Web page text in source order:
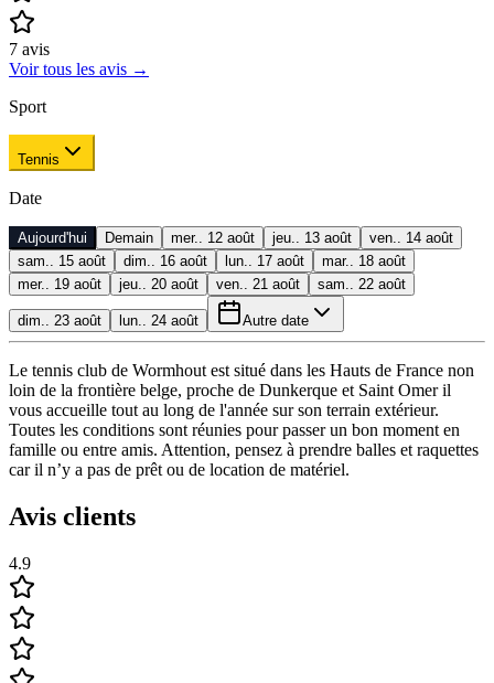
7 avis
Voir tous les avis →
Sport
Tennis
Date
Aujourd'hui Demain mer.. 12 août jeu.. 13 août
ven.. 14 août
sam.. 15 août
dim.. 16 août lun.. 17 août
mar.. 18 août
mer.. 19 août
jeu.. 20 août ven.. 21 août sam.. 22 août
dim.. 23 août lun.. 24 août Autre date
Le tennis club de Wormhout est situé dans les Hauts de France non
loin de la frontière belge, proche de Dunkerque et Saint Omer il
vous accueille tout au long de l'année sur son terrain extérieur.
Toutes les conditions sont réunies pour passer un bon moment en
famille ou entre amis. Attention, pensez à prendre balles et raquettes
car il n’y a pas de prêt ou de location de matériel.
Avis clients
4.9